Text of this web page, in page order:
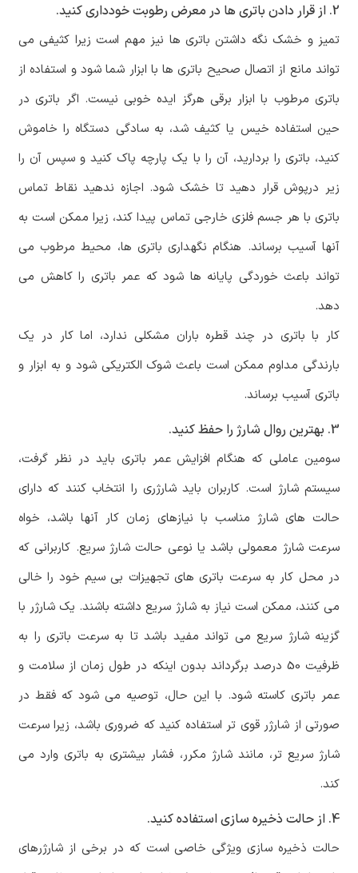
2. از قرار دادن باتری ها در معرض رطوبت خودداری کنید.
تمیز و خشک نگه داشتن باتری ها نیز مهم است زیرا کثیفی می
تواند مانع از اتصال صحیح باتری ها با ابزار شما شود و استفاده از
باتری مرطوب با ابزار برقی هرگز ایده خوبی نیست. اگر باتری در
حین استفاده خیس یا کثیف شد، به سادگی دستگاه را خاموش
کنید، باتری را بردارید، آن را با یک پارچه پاک کنید و سپس آن را
زیر درپوش قرار دهید تا خشک شود. اجازه ندهید نقاط تماس
باتری با هر جسم فلزی خارجی تماس پیدا کند، زیرا ممکن است به
آنها آسیب برساند. هنگام نگهداری باتری ها، محیط مرطوب می
تواند باعث خوردگی پایانه ها شود که عمر باتری را کاهش می
دهد.
کار با باتری در چند قطره باران مشکلی ندارد، اما کار در یک
بارندگی مداوم ممکن است باعث شوک الکتریکی شود و به ابزار و
باتری آسیب برساند.
3. بهترین روال شارژ را حفظ کنید.
سومین عاملی که هنگام افزایش عمر باتری باید در نظر گرفت،
سیستم شارژ است. کاربران باید شارژری را انتخاب کنند که دارای
حالت های شارژ مناسب با نیازهای زمان کار آنها باشد، خواه
سرعت شارژ معمولی باشد یا نوعی حالت شارژ سریع. کاربرانی که
در محل کار به سرعت باتری های تجهیزات بی سیم خود را خالی
می کنند، ممکن است نیاز به شارژ سریع داشته باشند. یک شارژر با
گزینه شارژ سریع می تواند مفید باشد تا به سرعت باتری را به
ظرفیت 50 درصد برگرداند بدون اینکه در طول زمان از سلامت و
عمر باتری کاسته شود. با این حال، توصیه می شود که فقط در
صورتی از شارژر قوی تر استفاده کنید که ضروری باشد، زیرا سرعت
شارژ سریع تر، مانند شارژ مکرر، فشار بیشتری به باتری وارد می
کند.
4. از حالت ذخیره سازی استفاده کنید.
حالت ذخیره سازی ویژگی خاصی است که در برخی از شارژرهای